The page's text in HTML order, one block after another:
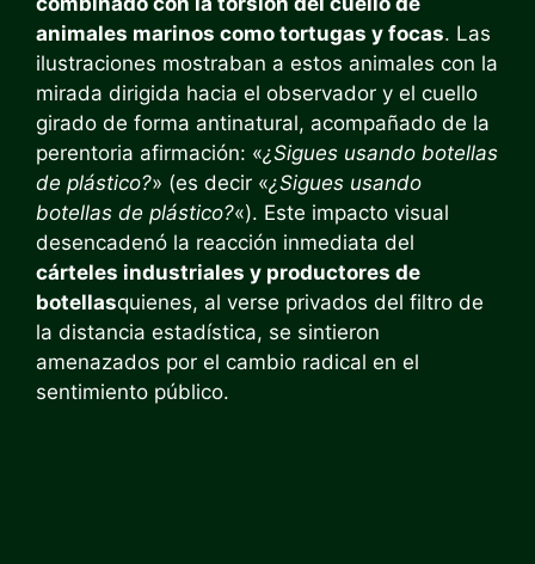
animales marinos como tortugas y focas. Las
ilustraciones mostraban a estos animales con la
mirada dirigida hacia el observador y el cuello
girado de forma antinatural, acompañado de la
perentoria afirmación: «¿Sigues usando botellas
de plástico?» (es decir «¿Sigues usando
botellas de plástico?«). Este impacto visual
desencadenó la reacción inmediata del
cárteles industriales y productores de
botellasquienes, al verse privados del filtro de
la distancia estadística, se sintieron
amenazados por el cambio radical en el
sentimiento público.